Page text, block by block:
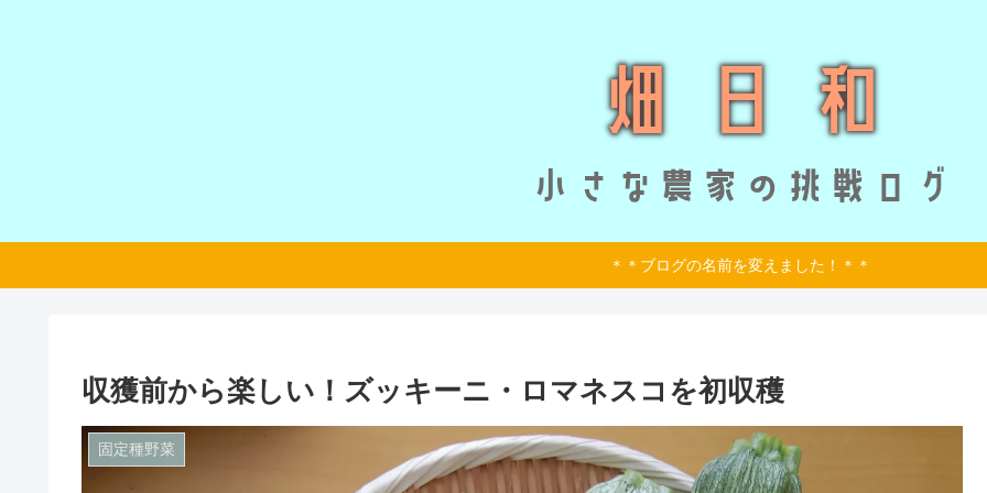
＊＊ブログの名前を変えました！＊＊
収獲前から楽しい！ズッキーニ・ロマネスコを初収穫
固定種野菜